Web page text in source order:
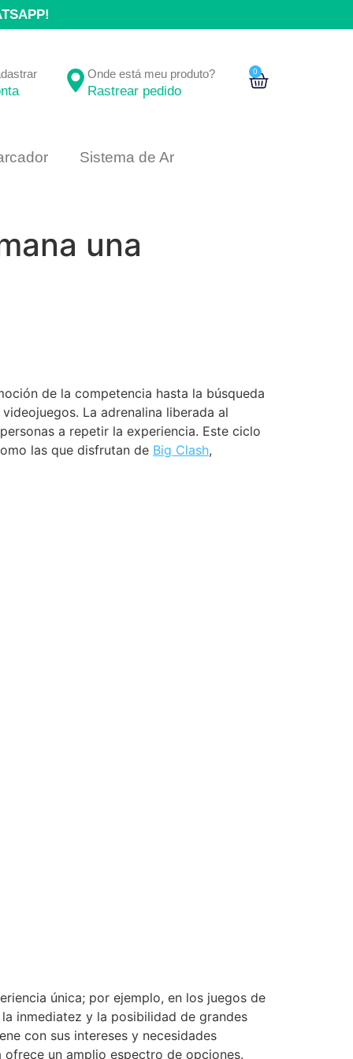
Onde está meu produto?
Rastrear pedido
0
Sistema de Ar
una
de la competencia hasta la búsqueda
La adrenalina liberada al
a repetir la experiencia. Este ciclo
las que disfrutan de Big Clash,
única; por ejemplo, en los juegos de
inmediatez y la posibilidad de grandes
con sus intereses y necesidades
ofrece un amplio espectro de opciones.